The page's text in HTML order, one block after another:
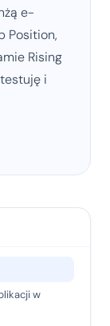
e-
Position,
Rising
i
w